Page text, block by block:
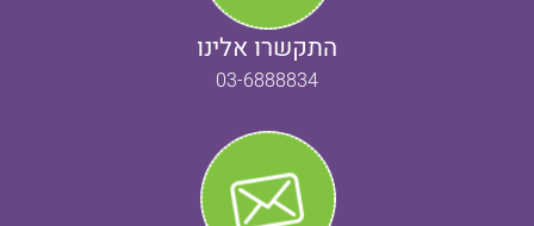
התקשרו אלינו
03-6888834